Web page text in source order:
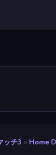
ッチ3 » Home